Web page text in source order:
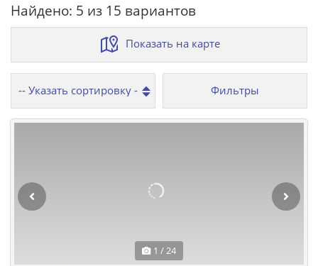
Найдено: 5 из 15 вариантов
Показать на карте
Фильтры
1 / 24